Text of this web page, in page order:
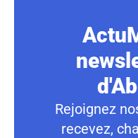
Rejoignez
recevez,